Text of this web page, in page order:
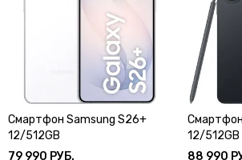
Смартфон Samsung S26+
12/512GB
79 990 РУБ.
12/512GB
88 990